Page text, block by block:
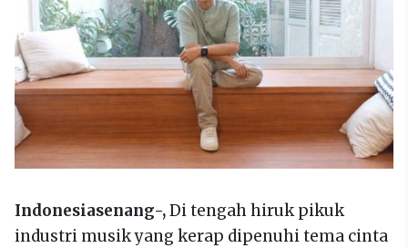
Indonesiasenang-,Di tengah hiruk pikuk
industri musik yang kerap dipenuhi tema cinta